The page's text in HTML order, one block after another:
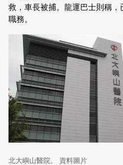
救，車長被捕。龍運巴士則稱
職務。
北大嶼山醫院。 資料圖片